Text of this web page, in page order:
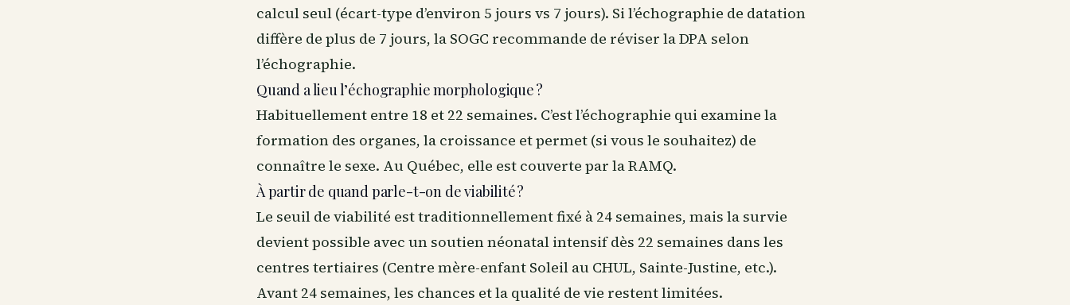
calcul seul (écart-type d’environ 5 jours vs 7 jours). Si l’échographie de datation
diffère de plus de 7 jours, la SOGC recommande de réviser la DPA selon
l’échographie.
Quand a lieu l’échographie morphologique ?
Habituellement entre 18 et 22 semaines. C’est l’échographie qui examine la
formation des organes, la croissance et permet (si vous le souhaitez) de
connaître le sexe. Au Québec, elle est couverte par la RAMQ.
À partir de quand parle-t-on de viabilité ?
Le seuil de viabilité est traditionnellement fixé à 24 semaines, mais la survie
devient possible avec un soutien néonatal intensif dès 22 semaines dans les
centres tertiaires (Centre mère-enfant Soleil au CHUL, Sainte-Justine, etc.).
Avant 24 semaines, les chances et la qualité de vie restent limitées.